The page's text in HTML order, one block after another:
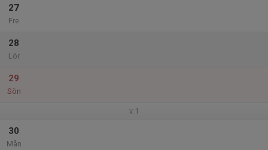
27
Fre
28
Lör
29
Sön
v.1
30
Mån